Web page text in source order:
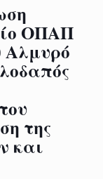
ΟΠΑΠ
Αλμυρό
της
και